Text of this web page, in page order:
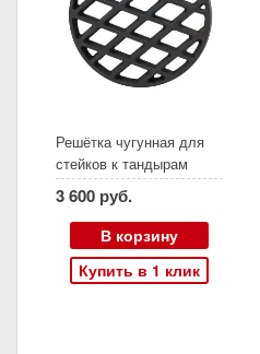
Решётка чугунная для
стейков к тандырам
Сармат Кочевник,
Большой, Есаул (Д21
см)
3 600 руб.
В корзину
Купить в 1 клик